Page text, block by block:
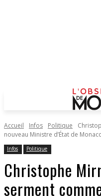
Accueil Infos Politique
nouveau Ministre d’État de
Infos Politique
Christophe
serment